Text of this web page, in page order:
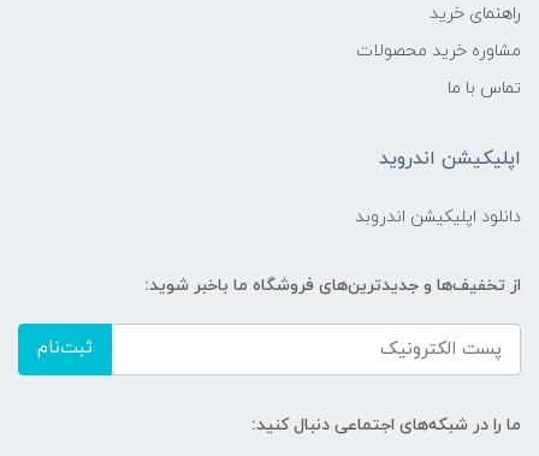
راهنمای خرید
مشاوره خرید محصولات
تماس با ما
اپلیکیشن اندروید
دانلود اپلیکیشن اندروبد
از تخفیف‌ها و جدیدترین‌های فروشگاه ما باخبر شوید:
ثبت‌نام
ما را در شبکه‌های اجتماعی دنبال کنید: